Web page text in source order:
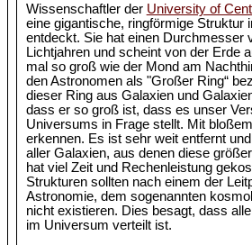
Wissenschaftler der University of
eine gigantische, ringförmige Struktur
entdeckt. Sie hat einen Durchmesser
Lichtjahren und scheint von der Erde
mal so groß wie der Mond am
den Astronomen als "Großer Ring“
dieser Ring aus Galaxien und
dass er so groß ist, dass es unser
Universums in Frage stellt. Mit
erkennen. Es ist sehr weit entfernt
aller Galaxien, aus denen diese
hat viel Zeit und Rechenleistung
Strukturen sollten nach einem der
Astronomie, dem sogenannten
nicht existieren. Dies besagt, dass
im Universum verteilt ist.